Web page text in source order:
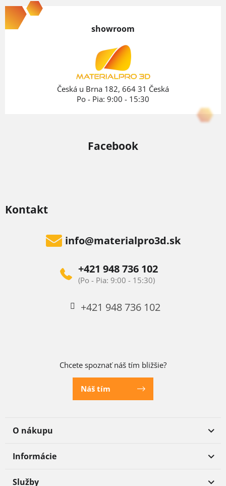
á
p
Kontakt
info@materialpro3d.sk
+421 948 736 102
+421 948 736 102
Chcete spoznať náš tím bližšie?
Náš tím
O nákupu
Informácie
Služby
showroom
Česká u Brna 182, 664 31 Česká
Po - Pia: 9:00 - 15:30
Facebook